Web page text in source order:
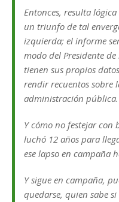
Entonces, resulta
un triunfo de tal
izquierda; el informe
modo del Presidente
tienen sus propios
rendir recuentos sobre
administración pública.
Y cómo no festejar con
luchó 12 años para
ese lapso en campaña
Y sigue en campaña,
quedarse, quien sabe